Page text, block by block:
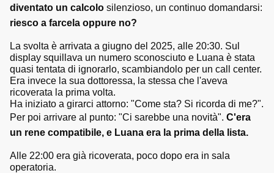
diventato un calcolo silenzioso, un continuo domandarsi:
riesco a farcela oppure no?
La svolta è arrivata a giugno del 2025, alle 20:30. Sul
display squillava un numero sconosciuto e Luana è stata
quasi tentata di ignorarlo, scambiandolo per un call center.
Era invece la sua dottoressa, la stessa che l'aveva
ricoverata la prima volta.
Ha iniziato a girarci attorno: "Come sta? Si ricorda di me?".
Per poi arrivare al punto: "Ci sarebbe una novità". C'era
un rene compatibile, e Luana era la prima della lista.
Alle 22:00 era già ricoverata, poco dopo era in sala
operatoria.